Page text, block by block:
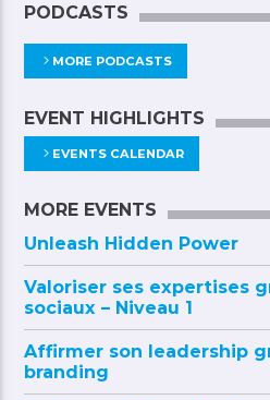
PODCASTS
MORE PODCASTS
EVENT HIGHLIGHTS
EVENTS CALENDAR
MORE EVENTS
Unleash Hidden Power
Valoriser ses expertises
sociaux – Niveau 1
Affirmer son leadership
branding